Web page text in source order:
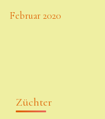
Februar 2020
Züchter